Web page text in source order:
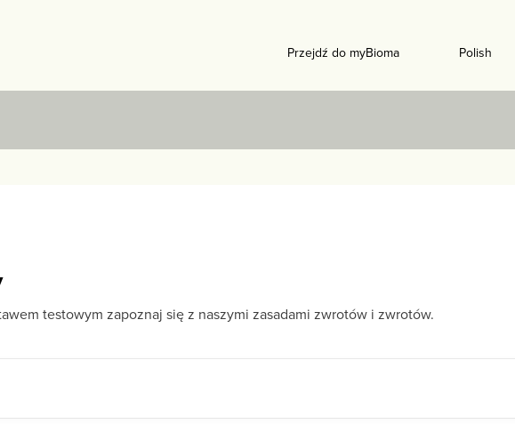
Przejdź do myBioma
testowym zapoznaj się z naszymi zasadami zwrotów i zwrotów.